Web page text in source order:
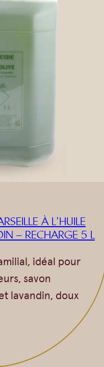
À L’HUILE
– RECHARGE 5 L
idéal pour
savon
lavandin, doux